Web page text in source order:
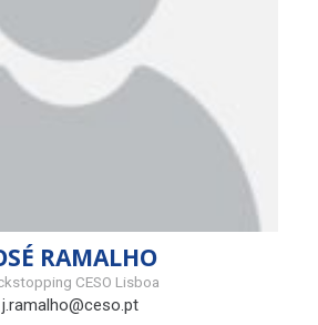
RAMALHO
CESO Lisboa
j.ramalho@ceso.pt